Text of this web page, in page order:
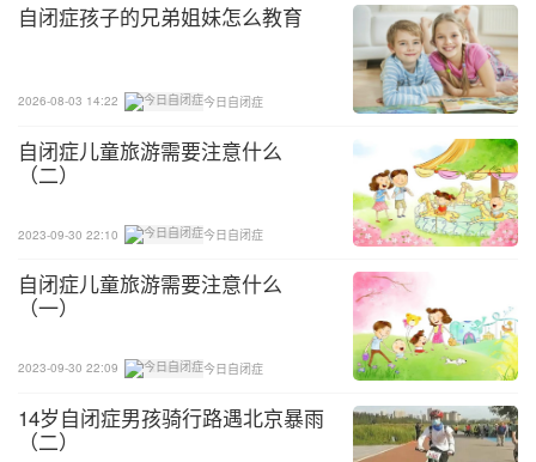
无论年龄大小，一旦自闭症孩子开始用手触摸生殖
器，家长就应该注意。你必须告诉他：“触摸你的阴
茎是私人空间才可以做的事，只有在自己的床上或卧
室里才可以做。”家长不能有情绪的发泄。如果家长
自己都态度模糊或紧张，孩子可能会做出更多的不当
行为。保持态度明确并且不带偏见对于我们家长来说
非常重要。
自闭症孩子的兄弟姐妹怎么教育
2026-08-03 14:22 今日自闭症
自闭症儿童旅游需要注意什么
（二）
2023-09-30 22:10 今日自闭症
自闭症儿童旅游需要注意什么
（一）
2023-09-30 22:09 今日自闭症
14岁自闭症男孩骑行路遇北京暴雨
（二）